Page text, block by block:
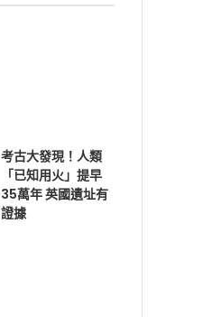
考古大發現！人類
「已知用火」提早
35萬年 英國遺址有
證據